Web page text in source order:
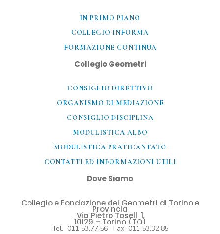
IN PRIMO PIANO
COLLEGIO INFORMA
FORMAZIONE CONTINUA
Collegio Geometri
CONSIGLIO DIRETTIVO
ORGANISMO DI MEDIAZIONE
CONSIGLIO DISCIPLINA
MODULISTICA ALBO
MODULISTICA PRATICANTATO
CONTATTI ED INFORMAZIONI UTILI​
Dove Siamo
Collegio e Fondazione dei Geometri di Torino e
Provincia
Via Pietro Toselli 1
10129 – Torino (TO)
Tel. 011 53.77.56 Fax 011 53.32.85